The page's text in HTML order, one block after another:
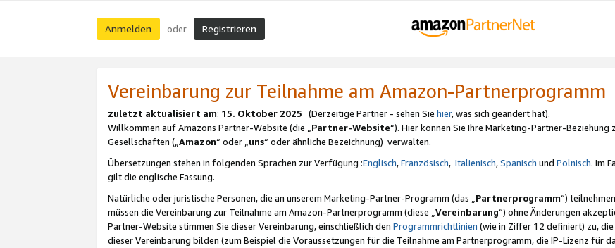
Anmelden oder Registrieren
Vereinbarung zur Teilnahme am Amazon-Partnerprogramm
zuletzt aktualisiert am: 15. Oktober 2025 (Derzeitige Partner - sehen Sie hier, was sich geändert hat).
Willkommen auf Amazons Partner-Website (die „Partner-Website“). Hier können Sie Ihre Marketing-Partner-Beziehung
Gesellschaften („Amazon“ oder „uns“ oder ähnliche Bezeichnung) verwalten.
Übersetzungen stehen in folgenden Sprachen zur Verfügung :Englisch,Französisch, Italienisch,Spanisch und Polnisch. Im
gilt die englische Fassung.
Natürliche oder juristische Personen, die an unserem Marketing-Partner-Programm (das „Partnerprogramm“)
müssen die Vereinbarung zur Teilnahme am Amazon-Partnerprogramm (diese „Vereinbarung“) ohne Änderungen
Partner-Website stimmen Sie dieser Vereinbarung, einschließlich den Programmrichtlinien (wie in Ziffer 12 definiert) zu,
dieser Vereinbarung bilden (zum Beispiel die Voraussetzungen für die Teilnahme am Partnerprogramm, die IP-Lizenz für